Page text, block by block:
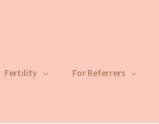
Fertility For Referrers